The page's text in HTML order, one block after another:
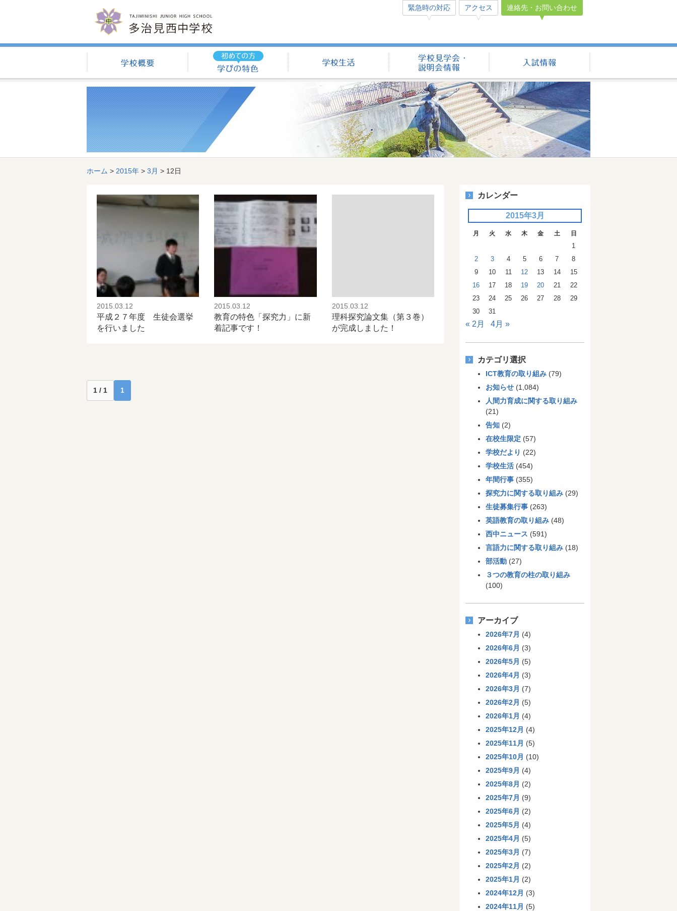
緊急時の対応 アクセス 連絡先・お問い合わせ
学校概要 学びの特色（初めての方へ）学校生活 学校見学会・説明会情報
ホーム > 2015年 > 3月 > 12日
2015.03.12
平成２７年度 生徒会選挙
を行いました
2015.03.12
教育の特色「探究力」に新
着記事です！
2015.03.12
理科探究論文集（第３巻）
が完成しました！
1 / 1 1
カレンダー
2015年3月
月 火 水 木 金 土 日
1
2
3 4 5 6 7
8
9
10 11 12 13 14
15
16
17 18 19 20 21
22
23
24 25 26 27 28
29
30
31
« 2月 4月 »
カテゴリ選択
ICT教育の取り組み (79)
お知らせ (1,084)
人間力育成に関する取り組み
(21)
告知 (2)
在校生限定 (57)
学校だより (22)
学校生活 (454)
年間行事 (355)
探究力に関する取り組み (29)
生徒募集行事 (263)
英語教育の取り組み (48)
西中ニュース (591)
言語力に関する取り組み (18)
部活動 (27)
３つの教育の柱の取り組み
(100)
アーカイブ
2026年7月 (4)
2026年6月 (3)
2026年5月 (5)
2026年4月 (3)
2026年3月 (7)
2026年2月 (5)
2026年1月 (4)
2025年12月 (4)
2025年11月 (5)
2025年10月 (10)
2025年9月 (4)
2025年8月 (2)
2025年7月 (9)
2025年6月 (2)
2025年5月 (4)
2025年4月 (5)
2025年3月 (7)
2025年2月 (2)
2025年1月 (2)
2024年12月 (3)
2024年11月 (5)